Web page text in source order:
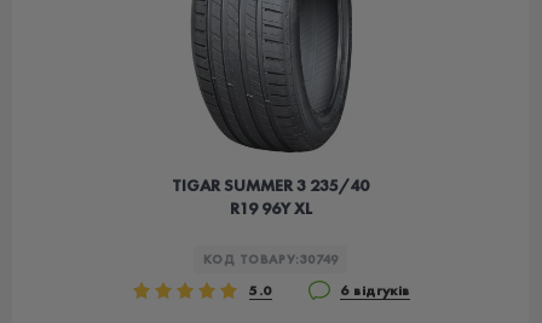
TIGAR SUMMER 3 235/40
R19 96Y XL
КОД ТОВАРУ:30749
5.0 6 відгуків